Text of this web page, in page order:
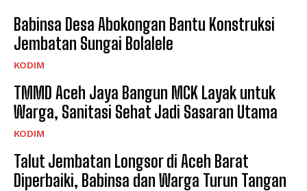
Babinsa Desa Abokongan Bantu Konstruksi
Jembatan Sungai Bolalele
KODIM
TMMD Aceh Jaya Bangun MCK Layak untuk
Warga, Sanitasi Sehat Jadi Sasaran Utama
KODIM
Talut Jembatan Longsor di Aceh Barat
Diperbaiki, Babinsa dan Warga Turun Tangan